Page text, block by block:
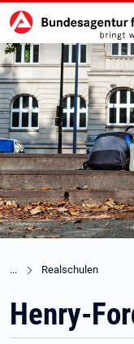
zu den Hauptinhalten
Realschulen
Henry-